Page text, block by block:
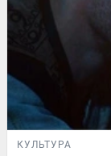
КУЛЬТУРА